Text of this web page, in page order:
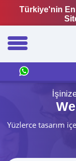
Türkiye'nin En
Yüzlerce tasarım